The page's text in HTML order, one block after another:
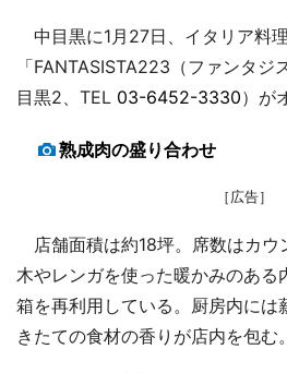
中目黒に1月27日、イタリア料
「FANTASISTA223（ファンタ
目黒2、TEL 03-6452-3330）が
熟成肉の盛り合わせ
［広告］
店舗面積は約18坪。席数はカウ
木やレンガを使った暖かみのある
箱を再利用している。厨房内には
きたての食材の香りが店内を包む。